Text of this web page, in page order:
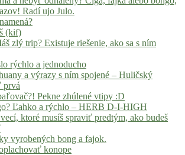
Radí ujo Julo.
(kif)
zlý trip? Existuje riešenie, ako sa s ním
rýchlo a jednoducho
a výrazy s ním spojené – Huličský
prvá
Pekne zhúlené vtipy :D
Ľahko a rýchlo – HERB D-I-HIGH
ktoré musíš spraviť predtým, ako budeš
vyrobených bong a fajok.
konope